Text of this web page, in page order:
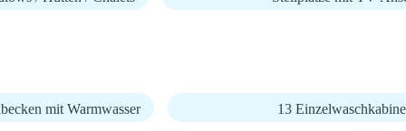
mit Warmwasser 13